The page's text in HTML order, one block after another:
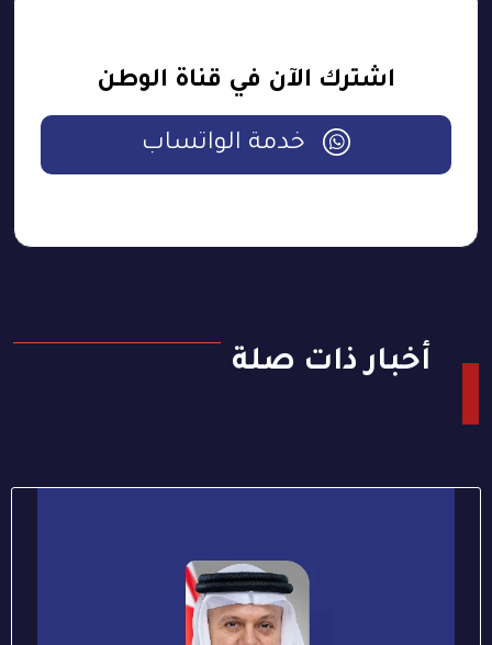
اشترك الآن في قناة الوطن
خدمة الواتساب
أخبار ذات صلة